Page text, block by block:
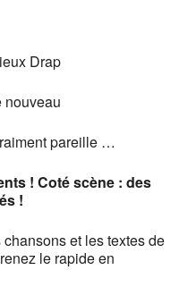
Drap
nouveau
pareille …
! Coté scène : des
!
et les textes de
le rapide en